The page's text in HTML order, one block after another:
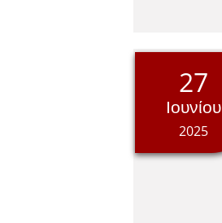
27
Ιουνίου
2025